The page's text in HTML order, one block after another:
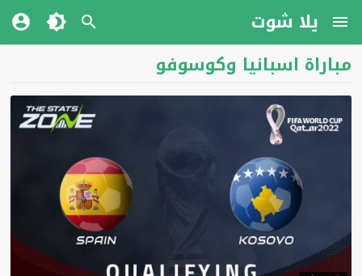
يلا شوت
مباراة اسبانيا وكوسوفو